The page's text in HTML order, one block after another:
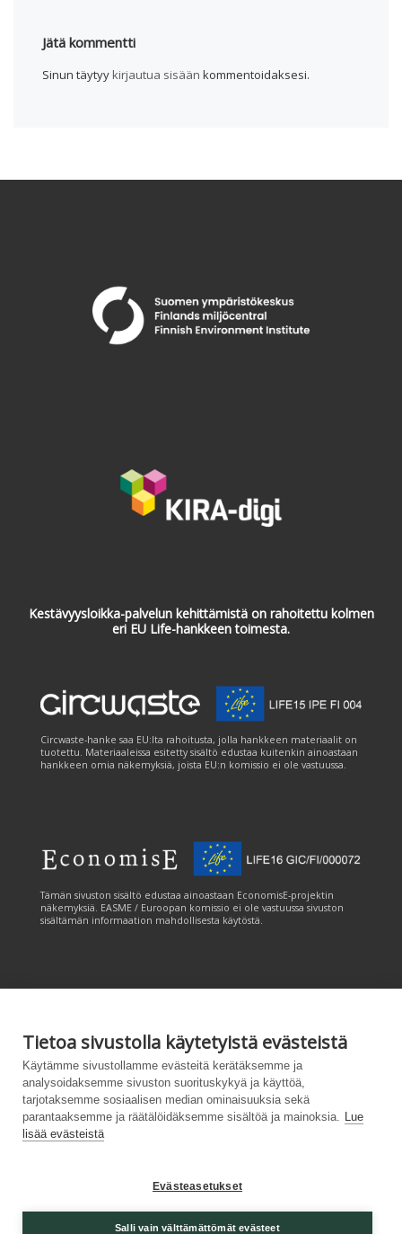
Tietoa sivustolla käytetyistä evästeistä
Käytämme sivustollamme evästeitä kerätäksemme ja
analysoidaksemme sivuston suorituskykyä ja käyttöä,
tarjotaksemme sosiaalisen median ominaisuuksia sekä
parantaaksemme ja räätälöidäksemme sisältöä ja mainoksia. Lue
lisää evästeistä
Evästeasetukset
Salli vain välttämättömät evästeet
Jätä kommentti
Sinun täytyy kirjautua sisään kommentoidaksesi.
Kestävyysloikka-palvelun kehittämistä on rahoitettu kolmen
eri EU Life-hankkeen toimesta.
Circwaste-hanke saa EU:lta rahoitusta, jolla hankkeen materiaalit on
tuotettu. Materiaaleissa esitetty sisältö edustaa kuitenkin ainoastaan
hankkeen omia näkemyksiä, joista EU:n komissio ei ole vastuussa.
Tämän sivuston sisältö edustaa ainoastaan EconomisE-projektin
näkemyksiä. EASME / Euroopan komissio ei ole vastuussa sivuston
sisältämän informaation mahdollisesta käytöstä.
Tämän sivuston tuottamiseen on saatu rahoitusta Euroopan unionin
LIFE-ohjelmasta. Tämän sivuston sisältö edustaa ainoastaan
CANEMURE-hankkeen näkemyksiä ja EASME/EU:n komissio ei ole
vastuussa sivuston sisältämän informaation mahdollisesta käytöstä.
Saavutettavuusseloste|Evästeasetukset